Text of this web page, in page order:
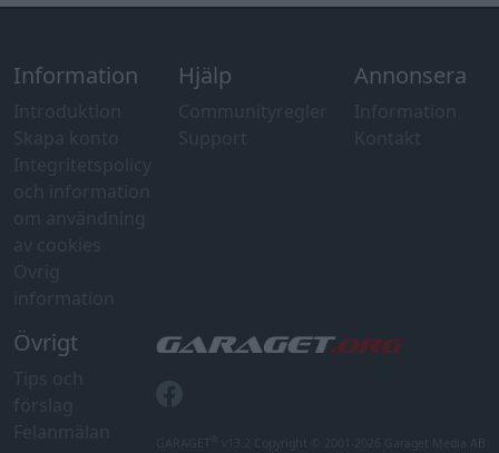
Information Hjälp Annonsera
Övrigt